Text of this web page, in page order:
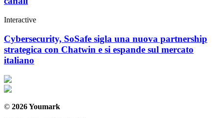
Interactive
Cybersecurity, SoSafe sigla una nuova partnership
strategica con Chatwin e si espande sul mercato
italiano
© 2026 Youmark